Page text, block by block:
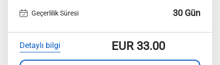
Geçerlilik Süresi 30 Gün
Detaylı bilgi EUR33.00